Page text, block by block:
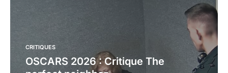
CRITIQUES
OSCARS 2026 : Critique The